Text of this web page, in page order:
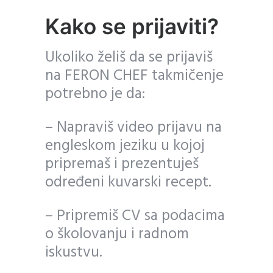
Kako se prijaviti?
Ukoliko želiš da se prijaviš
na FERON CHEF takmičenje
potrebno je da:
– Napraviš video prijavu na
engleskom jeziku u kojoj
pripremaš i prezentuješ
određeni kuvarski recept.
– Pripremiš CV sa podacima
o školovanju i radnom
iskustvu.